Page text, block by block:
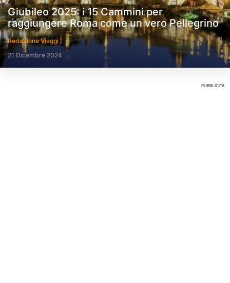
Giubileo 2025: i 15 Cammini per
raggiungere Roma come un vero Pellegrino
Redazione Viaggi
21 Dicembre 2024
PUBBLICITÀ